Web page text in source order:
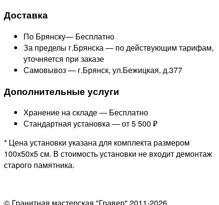
Доставка
По Брянску— Бесплатно
За пределы г.Брянска — по действующим тарифам,
уточняется при заказе
Самовывоз — г.Брянск, ул.Бежицкая, д.377
Дополнительные услуги
Хранение на складе — Бесплатно
Стандартная установка —от 5 500 ₽
* Цена установки указана для комплекта размером
100х50х5 см. В стоимость установки не входит демонтаж
старого памятника.